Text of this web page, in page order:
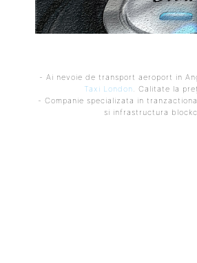
- Ai nevoie de transport aeroport in
Taxi London. Calitate la
- Companie specializata in
si infrastructura